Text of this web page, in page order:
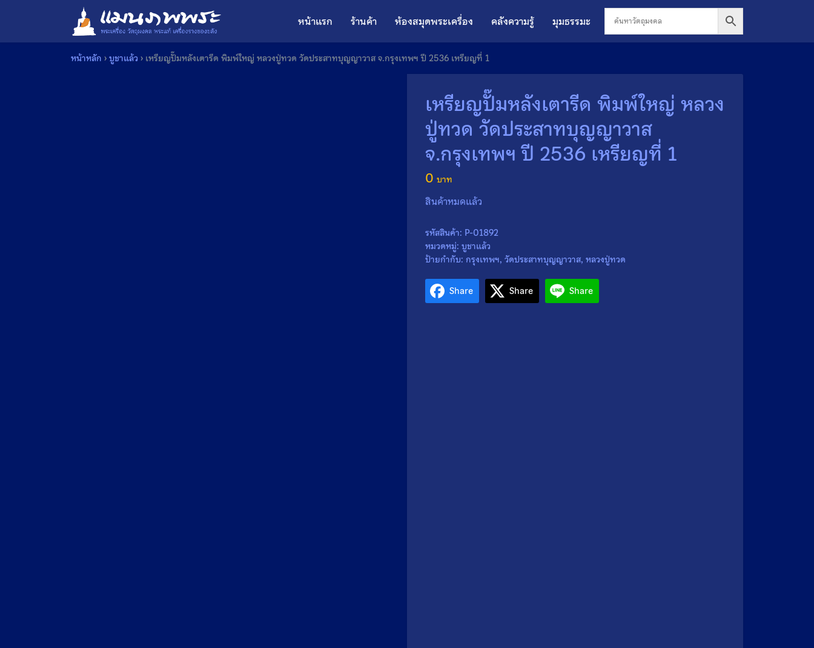
หน้าแรก ร้านค้า ห้องสมุดพระเครื่อง คลังความรู้ มุมธรรมะ
หน้าหลัก ›บูชาแล้ว › เหรียญปั๊มหลังเตารีด พิมพ์ใหญ่ หลวงปู่ทวด วัดประสาทบุญญาวาส จ.กรุงเทพฯ ปี 2536 เหรียญที่ 1
เหรียญปั๊มหลังเตารีด พิมพ์ใหญ่ หลวง
ปู่ทวด วัดประสาทบุญญาวาส
จ.กรุงเทพฯ ปี 2536 เหรียญที่ 1
0
สินค้าหมดแล้ว
รหัสสินค้า: P-01892
หมวดหมู่: บูชาแล้ว
ป้ายกำกับ: กรุงเทพฯ, วัดประสาทบุญญาวาส, หลวงปู่ทวด
Share Share Share